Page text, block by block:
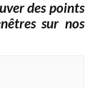
des points
sur nos